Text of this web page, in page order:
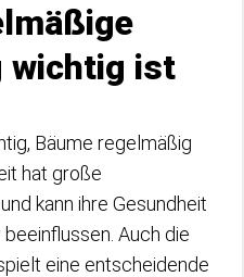
wichtig ist
Bäume regelmäßig
hat große
kann ihre Gesundheit
Auch die
eine entscheidende